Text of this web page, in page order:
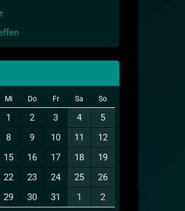
Mi Do Fr Sa So
1 2 3 4
5
8 9 10 11
12
15 16 17 18
19
22 23 24 25
26
29 30 31 1 2